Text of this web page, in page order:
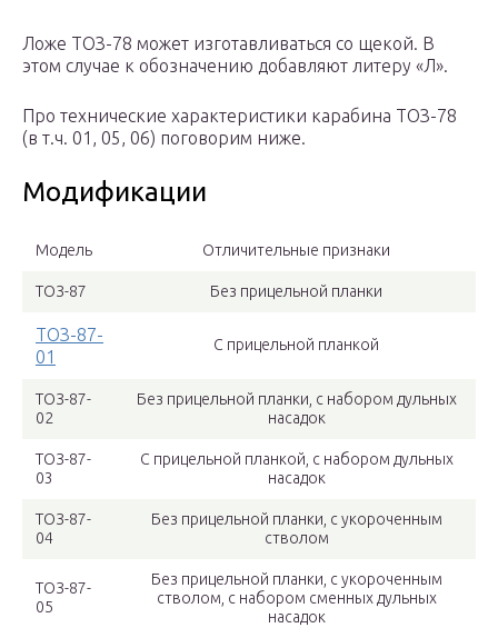
Ложе ТОЗ-78 может изготавливаться со щекой. В
этом случае к обозначению добавляют литеру «Л».
Про технические характеристики карабина ТОЗ-78
(в т.ч. 01, 05, 06) поговорим ниже.
Модификации
Модель Отличительные признаки
ТОЗ-87 Без прицельной планки
ТОЗ-87-
01
С прицельной планкой
ТОЗ-87-
02
Без прицельной планки, с набором дульных
насадок
ТОЗ-87-
03
С прицельной планкой, с набором дульных
насадок
ТОЗ-87-
04
Без прицельной планки, с укороченным
стволом
ТОЗ-87-
05
Без прицельной планки, с укороченным
стволом, с набором сменных дульных
насадок